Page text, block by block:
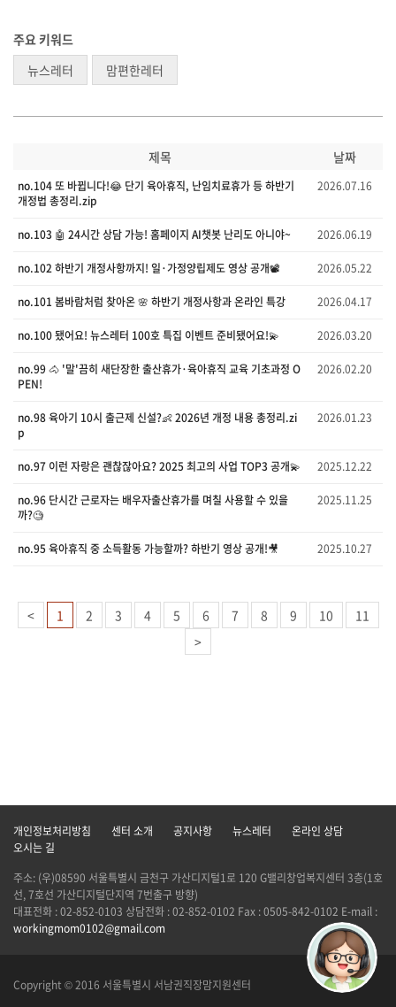
주요 키워드
뉴스레터
맘편한레터
제목 날짜
no.104 또 바뀝니다!😂 단기 육아휴직, 난임치료휴가 등 하반기
개정법 총정리.zip
2026.07.16
no.103 🤖 24시간 상담 가능! 홈페이지 AI챗봇 난리도 아니야~ 2026.06.19
no.102 하반기 개정사항까지! 일·가정양립제도 영상 공개📽️ 2026.05.22
no.101 봄바람처럼 찾아온 🌸 하반기 개정사항과 온라인 특강 2026.04.17
no.100 됐어요! 뉴스레터 100호 특집 이벤트 준비됐어요!💫 2026.03.20
no.99 🐴 '말'끔히 새단장한 출산휴가·육아휴직 교육 기초과정 O
PEN!
2026.02.20
no.98 육아기 10시 출근제 신설?👶 2026년 개정 내용 총정리.zi
p
2026.01.23
no.97 이런 자랑은 괜찮잖아요? 2025 최고의 사업 TOP3 공개💫 2025.12.22
no.96 단시간 근로자는 배우자출산휴가를 며칠 사용할 수 있을
까?🧐
2025.11.25
no.95 육아휴직 중 소득활동 가능할까? 하반기 영상 공개!🎥 2025.10.27
< 1 2 3 4 5 6 7 8 9 10
11
>
개인정보처리방침 센터 소개 공지사항 뉴스레터
온라인 상담
오시는 길
주소: (우)08590 서울특별시 금천구 가산디지털1로 120 G밸리창업복지센터 3층(1호
선, 7호선 가산디지털단지역 7번출구 방향)
대표전화 : 02-852-0103 상담전화 : 02-852-0102 Fax : 0505-842-0102 E-mail :
workingmom0102@gmail.com
Copyright © 2016 서울특별시 서남권직장맘지원센터